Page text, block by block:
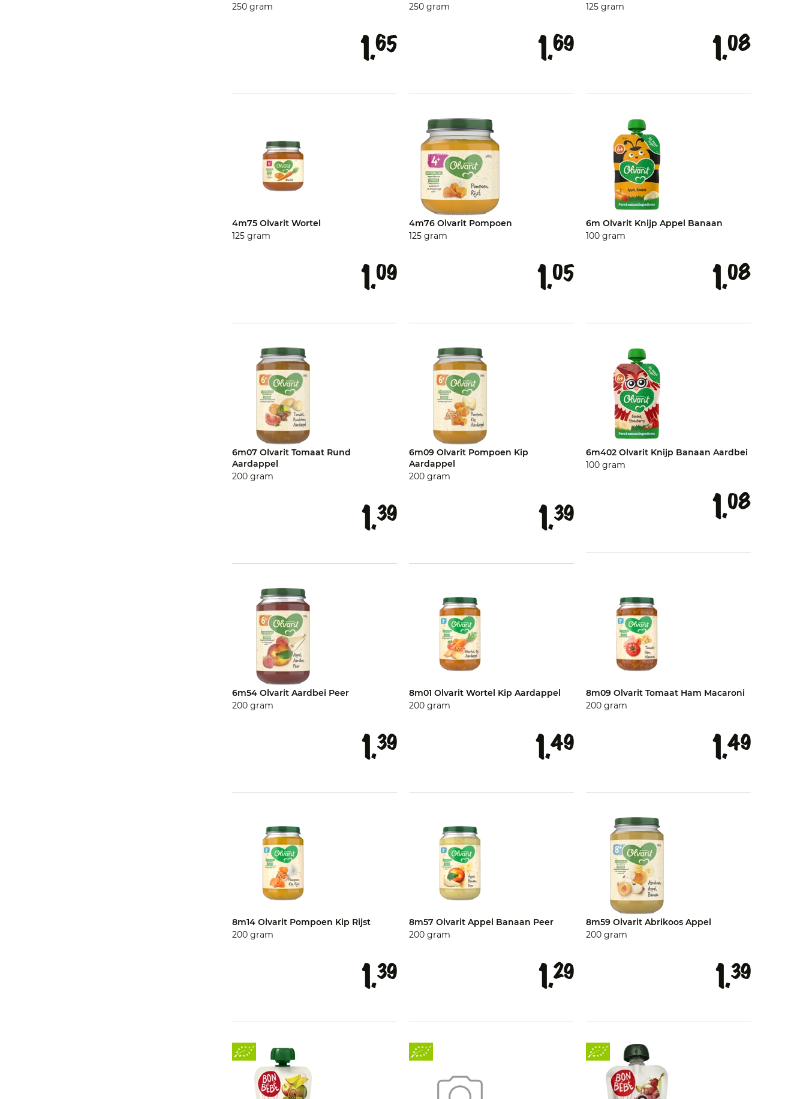
250 gram
1.65
250 gram
1.69
125 gram
1.08
4m75 Olvarit Wortel
125 gram
1.09
4m76 Olvarit Pompoen
125 gram
1.05
6m Olvarit Knijp Appel Banaan
100 gram
1.08
6m07 Olvarit Tomaat Rund
Aardappel
200 gram
1.39
6m09 Olvarit Pompoen Kip
Aardappel
200 gram
1.39
6m402 Olvarit Knijp Banaan Aardbei
100 gram
1.08
6m54 Olvarit Aardbei Peer
200 gram
1.39
8m01 Olvarit Wortel Kip Aardappel
200 gram
1.49
8m09 Olvarit Tomaat Ham Macaroni
200 gram
1.49
8m14 Olvarit Pompoen Kip Rijst
200 gram
1.39
8m57 Olvarit Appel Banaan Peer
200 gram
1.29
8m59 Olvarit Abrikoos Appel
200 gram
1.39